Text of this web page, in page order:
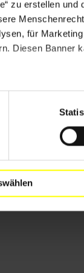
zu erstellen
für
Diesen Banner
0901 00